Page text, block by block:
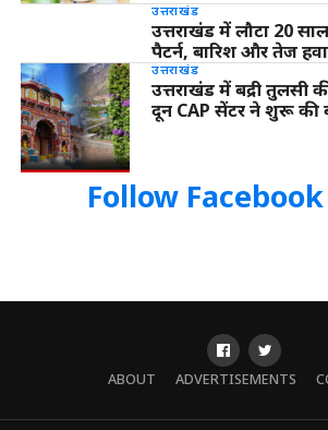
उत्तराखंड
उत्तराखंड में लौटा 20
पैटर्न, बारिश और तेज
उत्तराखंड
उत्तराखंड में बद्री तुलसी
दून CAP सेंटर ने शुरू की
Follow
ABOUT ADVERTISEMENTS